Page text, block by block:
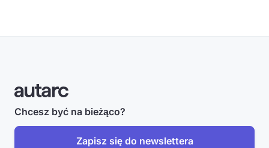
Chcesz być na bieżąco?
Zapisz się do newslettera